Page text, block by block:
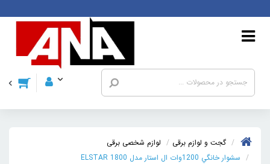
گجت و لوازم برقی
لوازم شخصی برقی
سشوار خانگي 1200وات ال استار مدل ELSTAR 1800